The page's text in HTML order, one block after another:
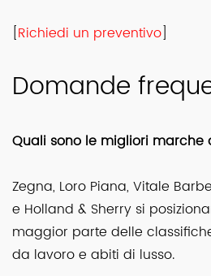
[Richiedi un preventivo]
Domande
Quali sono le migliori marche
Zegna, Loro Piana, Vitale
e Holland & Sherry si
maggior parte delle
da lavoro e abiti di lusso.